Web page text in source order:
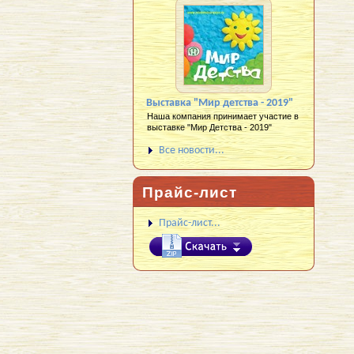
Выставка "Мир детства - 2019"
Наша компания принимает участие в
выставке "Мир Детства - 2019"
Все новости...
Прайс-лист
Прайс-лист...